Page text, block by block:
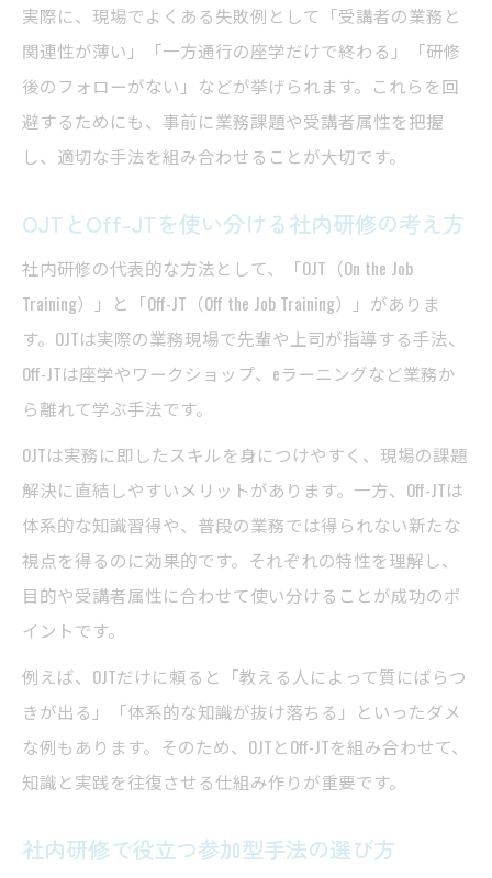
実際に、現場でよくある失敗例として「受講者の業務と
関連性が薄い」「一方通行の座学だけで終わる」「研修
後のフォローがない」などが挙げられます。これらを回
避するためにも、事前に業務課題や受講者属性を把握
し、適切な手法を組み合わせることが大切です。
OJTとOff-JTを使い分ける社内研修の考え方
社内研修の代表的な方法として、「OJT（On the Job
Training）」と「Off-JT（Off the Job Training）」がありま
す。OJTは実際の業務現場で先輩や上司が指導する手法、
Off-JTは座学やワークショップ、eラーニングなど業務か
ら離れて学ぶ手法です。
OJTは実務に即したスキルを身につけやすく、現場の課題
解決に直結しやすいメリットがあります。一方、Off-JTは
体系的な知識習得や、普段の業務では得られない新たな
視点を得るのに効果的です。それぞれの特性を理解し、
目的や受講者属性に合わせて使い分けることが成功のポ
イントです。
例えば、OJTだけに頼ると「教える人によって質にばらつ
きが出る」「体系的な知識が抜け落ちる」といったダメ
な例もあります。そのため、OJTとOff-JTを組み合わせて、
知識と実践を往復させる仕組み作りが重要です。
社内研修で役立つ参加型手法の選び方